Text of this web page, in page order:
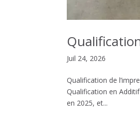
Juil 24, 2026
Qualification de
Qualification en
en 2025, et...